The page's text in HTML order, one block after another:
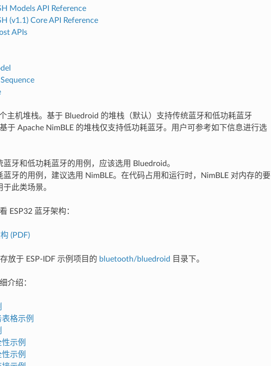
Models API Reference
(v1.1) Core API Reference
APIs
主机堆栈。基于 Bluedroid 的堆栈（默认）支持传统蓝牙和低功耗蓝牙
于 Apache NimBLE 的堆栈仅支持低功耗蓝牙。用户可参考如下信息进行选
蓝牙和低功耗蓝牙的用例，应该选用 Bluedroid。
蓝牙的用例，建议选用 NimBLE。在代码占用和运行时，NimBLE 对内存的要
此类场景。
ESP32 蓝牙架构：
(PDF)
放于 ESP-IDF 示例项目的 bluetooth/bluedroid 目录下。
介绍：
格示例
示例
示例